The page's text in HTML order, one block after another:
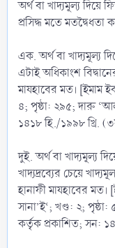
অর্থ বা খাদ্যমূল্য দিয়ে
প্রসিদ্ধ মতে মতদ্বৈধতা
এক. অর্থ বা খাদ্যমূল্য
এটাই অধিকাংশ
মাযহাবের মত। [ইমাম
৪; পৃষ্ঠা: ২৯৫; দারু
১৪১৮ হি./১৯৯৮ খ্রি.
দুই. অর্থ বা খাদ্যমূল্য
খাদ্যদ্রব্যের চেয়ে
হানাফী মাযহাবের মত।
সানা’ই‘; খণ্ড: ২;
কর্তৃক প্রকাশিত; সন: